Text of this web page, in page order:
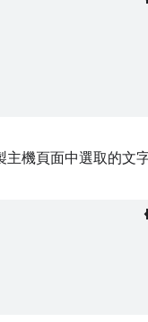
機頁面中選取的文字